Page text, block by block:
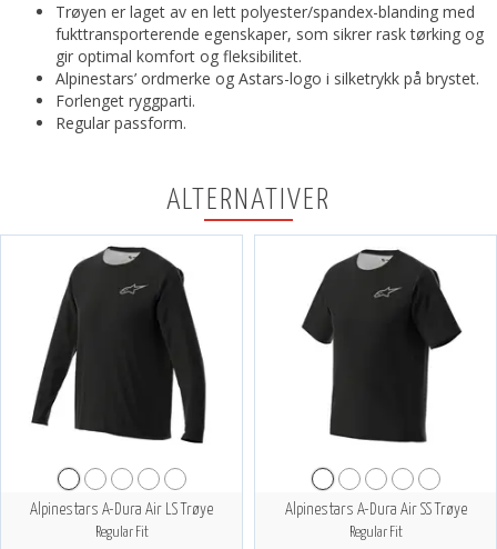
Trøyen er laget av en lett polyester/spandex-blanding med
fukttransporterende egenskaper, som sikrer rask tørking og
gir optimal komfort og fleksibilitet.
Alpinestars’ ordmerke og Astars-logo i silketrykk på brystet.
Forlenget ryggparti.
Regular passform.
ALTERNATIVER
Alpinestars A-Dura Air LS Trøye
Regular Fit
Alpinestars A-Dura Air SS Trøye
Regular Fit